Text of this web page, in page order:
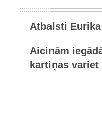
Atbalsti
Aicinām
kartiņas variet